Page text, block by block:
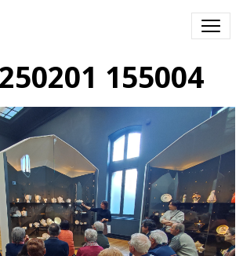
155004